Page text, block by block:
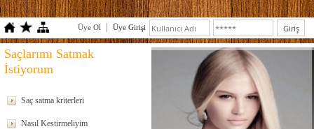
Üye Ol Üye Girişi
Saçlarımı Satmak
İstiyorum
Saç satma kriterleri
Nasıl Kestirmeliyim